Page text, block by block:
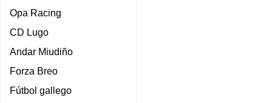
Opa Racing
CD Lugo
Andar Miudiño
Forza Breo
Fútbol gallego